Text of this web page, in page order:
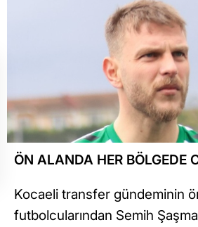
ÖN ALANDA HER BÖLGEDE
Kocaeli transfer gündeminin
futbolcularından Semih